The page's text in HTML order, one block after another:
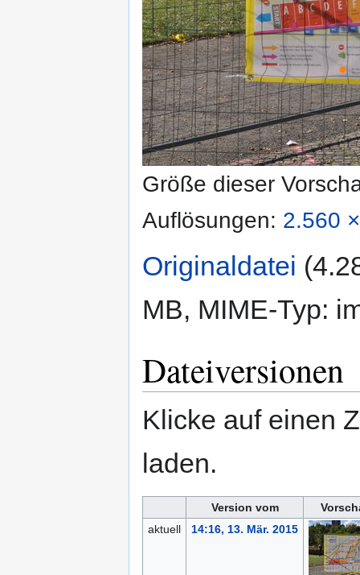
Größe dieser
Auflösungen: 2.560
Originaldatei
MB, MIME-Typ:
Dateiversionen
Klicke auf einen
laden.
Version vom
aktuell
14:16, 13. Mär. 2015